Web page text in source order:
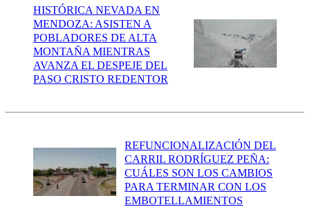
HISTÓRICA NEVADA EN
MENDOZA: ASISTEN A
POBLADORES DE ALTA
MONTAÑA MIENTRAS
AVANZA EL DESPEJE DEL
PASO CRISTO REDENTOR
REFUNCIONALIZACIÓN DEL
CARRIL RODRÍGUEZ PEÑA:
CUÁLES SON LOS CAMBIOS
PARA TERMINAR CON LOS
EMBOTELLAMIENTOS